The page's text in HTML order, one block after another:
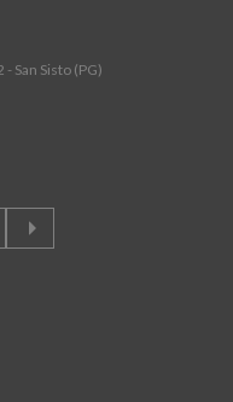
San Sisto (PG)